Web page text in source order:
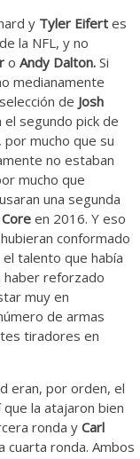
y Tyler Eifert es
la NFL, y no
oAndy Dalton. Si
medianamente
de Josh
el segundo pick de
mucho que su
no estaban
mucho que
una segunda
en 2016. Y eso
conformado
talento que había
haber reforzado
muy en
de armas
tiradores en
eran, por orden, el
la atajaron bien
ronda yCarl
cuarta ronda. Ambos